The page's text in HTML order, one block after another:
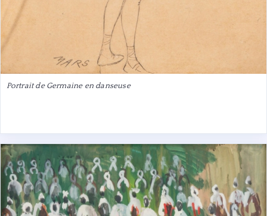
Portrait de Germaine en danseuse